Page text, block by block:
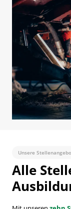
Unsere
Alle